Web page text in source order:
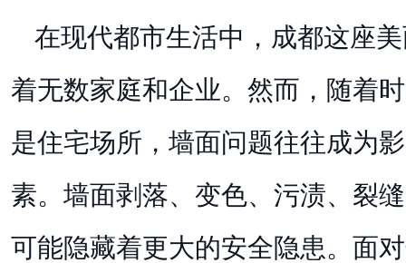
在现代都市生活中，成都这座
着无数家庭和企业。然而，随着
是住宅场所，墙面问题往往成为
素。墙面剥落、变色、污渍、裂
可能隐藏着更大的安全隐患。面